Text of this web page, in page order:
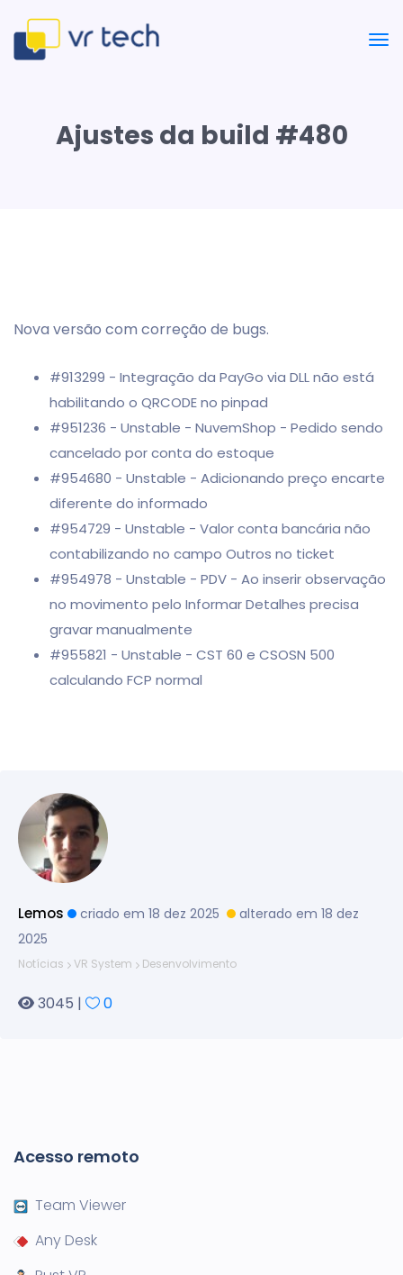
Ajustes da build #480
Nova versão com correção de bugs.
#913299 - Integração da PayGo via DLL não está
habilitando o QRCODE no pinpad
#951236 - Unstable - NuvemShop - Pedido sendo
cancelado por conta do estoque
#954680 - Unstable - Adicionando preço encarte
diferente do informado
#954729 - Unstable - Valor conta bancária não
contabilizando no campo Outros no ticket
#954978 - Unstable - PDV - Ao inserir observação
no movimento pelo Informar Detalhes precisa
gravar manualmente
#955821 - Unstable - CST 60 e CSOSN 500
calculando FCP normal
Lemos criado em 18 dez 2025
alterado em 18 dez
2025
Notícias VR System Desenvolvimento
3045 | 0
Acesso remoto
Team Viewer
Any Desk